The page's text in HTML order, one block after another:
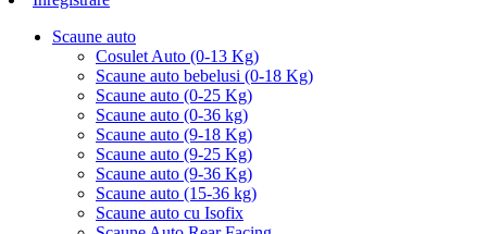
Scaune auto
Cosulet Auto (0-13 Kg)
Scaune auto bebelusi (0-18 Kg)
Scaune auto (0-25 Kg)
Scaune auto (0-36 kg)
Scaune auto (9-18 Kg)
Scaune auto (9-25 Kg)
Scaune auto (9-36 Kg)
Scaune auto (15-36 kg)
Scaune auto cu Isofix